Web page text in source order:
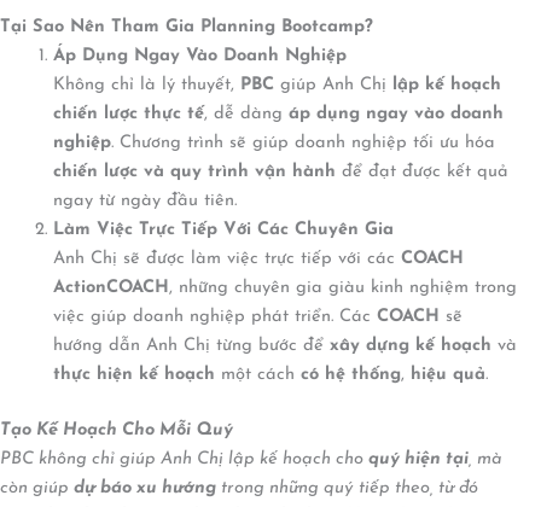
Tại Sao Nên Tham Gia Planning Bootcamp?
Áp Dụng Ngay Vào Doanh Nghiệp
Không chỉ là lý thuyết, PBC giúp Anh Chị lập kế hoạch
chiến lược thực tế, dễ dàng áp dụng ngay vào doanh
nghiệp. Chương trình sẽ giúp doanh nghiệp tối ưu hóa
chiến lược và quy trình vận hành để đạt được kết quả
ngay từ ngày đầu tiên.
Làm Việc Trực Tiếp Với Các Chuyên Gia
Anh Chị sẽ được làm việc trực tiếp với các COACH
ActionCOACH, những chuyên gia giàu kinh nghiệm trong
việc giúp doanh nghiệp phát triển. Các COACH sẽ
hướng dẫn Anh Chị từng bước để xây dựng kế hoạch và
thực hiện kế hoạch một cách có hệ thống, hiệu quả.
Tạo Kế Hoạch Cho Mỗi Quý
PBC không chỉ giúp Anh Chị lập kế hoạch cho quý hiện tại, mà
còn giúp dự báo xu hướng trong những quý tiếp theo, từ đó